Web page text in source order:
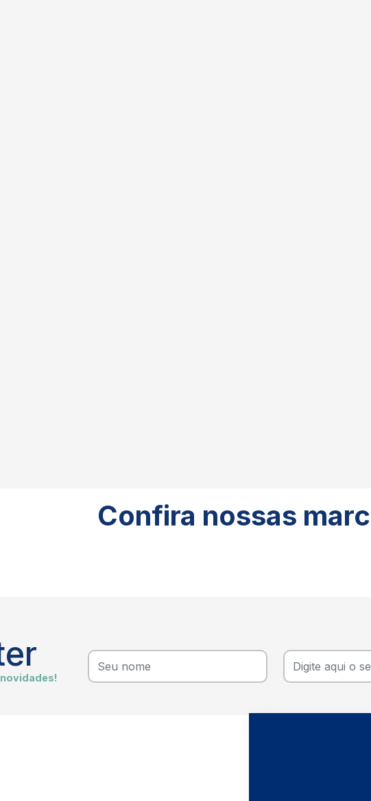
Confira nossas
novidades!